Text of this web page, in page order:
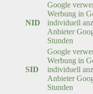
NID
Google
Werbung in
individuell
Anbieter
Stunden
SID
Google
Werbung in
individuell
Anbieter
Stunden